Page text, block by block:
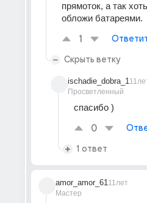
прямоток, а так
обложи батареями.
1
Скрыть ветку
ischadie_dobra_1
Просветленный
спасибо )
0
1 ответ
amor_amor_61
Мастер
11лет